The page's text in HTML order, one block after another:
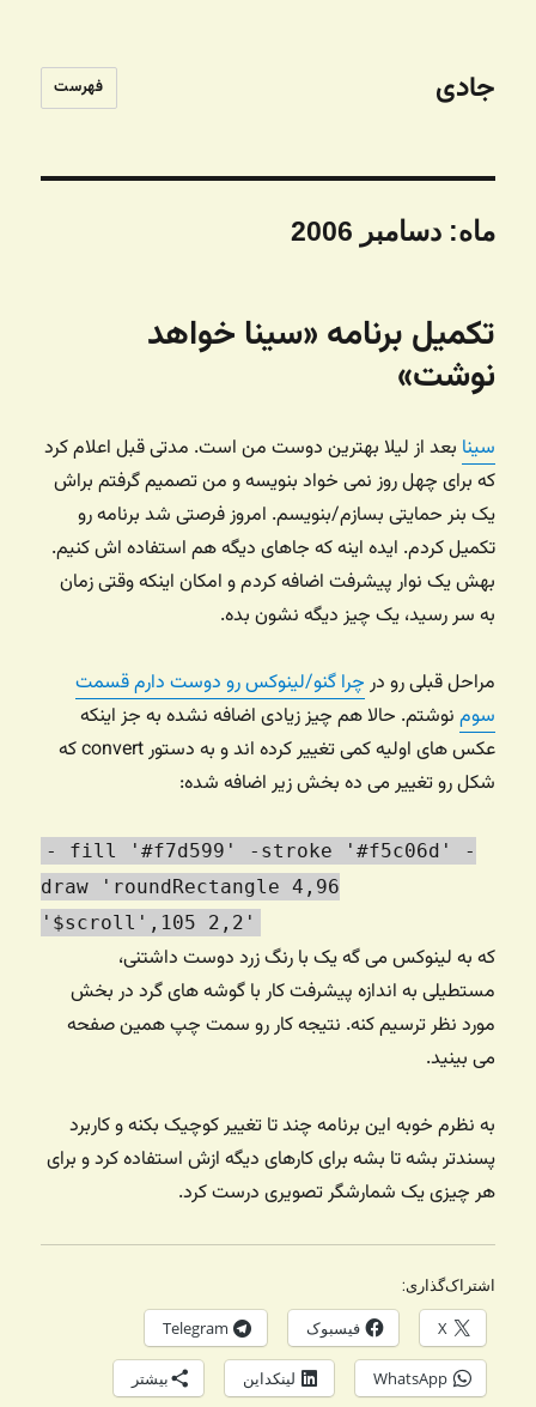
جادی فهرست
ماه:دسامبر 2006
تکمیل برنامه «سینا خواهد
نوشت»
سینا بعد از لیلا بهترین دوست من است. مدتی قبل اعلام کرد
که برای چهل روز نمی خواد بنویسه و من تصمیم گرفتم براش
یک بنر حمایتی بسازم/بنویسم. امروز فرصتی شد برنامه رو
تکمیل کردم. ایده اینه که جاهای دیگه هم استفاده اش کنیم.
بهش یک نوار پیشرفت اضافه کردم و امکان اینکه وقتی زمان
به سر رسید، یک چیز دیگه نشون بده.
مراحل قبلی رو در چرا گنو/لینوکس رو دوست دارم قسمت
سوم نوشتم. حالا هم چیز زیادی اضافه نشده به جز اینکه
عکس های اولیه کمی تغییر کرده اند و به دستور convert که
شکل رو تغییر می ده بخش زیر اضافه شده:
- fill '#f7d599' -stroke '#f5c06d' -
draw 'roundRectangle 4,96
'$scroll',105 2,2'
که به لینوکس می گه یک با رنگ زرد دوست داشتنی،
مستطیلی به اندازه پیشرفت کار با گوشه های گرد در بخش
مورد نظر ترسیم کنه. نتیجه کار رو سمت چپ همین صفحه
می بینید.
به نظرم خوبه این برنامه چند تا تغییر کوچیک بکنه و کاربرد
پسندتر بشه تا بشه برای کارهای دیگه ازش استفاده کرد و برای
هر چیزی یک شمارشگر تصویری درست کرد.
اشتراک‌گذاری:
X فیسبوک Telegram
WhatsApp لینکداین بیشتر